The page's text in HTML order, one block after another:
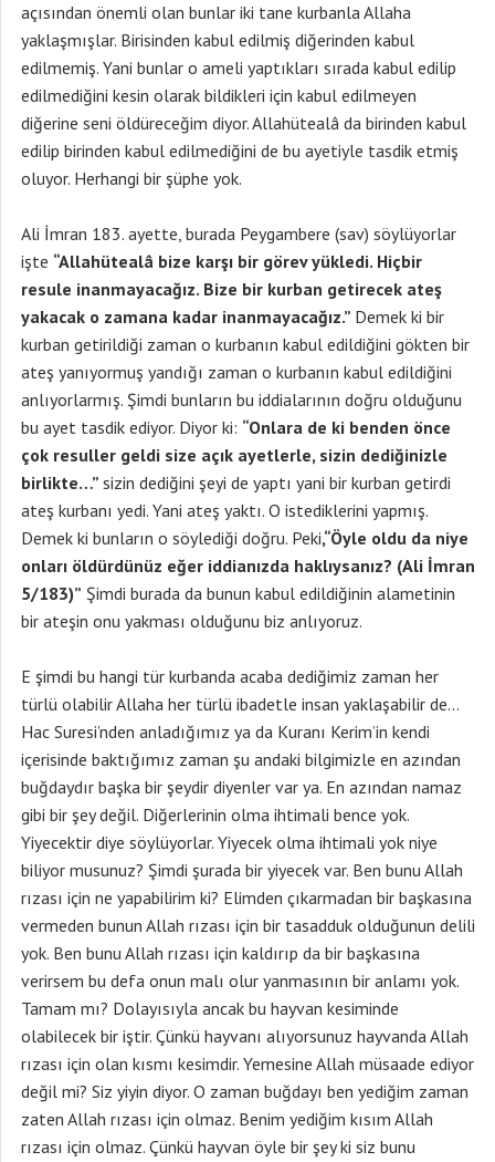
açısından önemli olan bunlar iki tane kurbanla Allaha
yaklaşmışlar. Birisinden kabul edilmiş diğerinden kabul
edilmemiş. Yani bunlar o ameli yaptıkları sırada kabul edilip
edilmediğini kesin olarak bildikleri için kabul edilmeyen
diğerine seni öldüreceğim diyor. Allahütealâ da birinden kabul
edilip birinden kabul edilmediğini de bu ayetiyle tasdik etmiş
oluyor. Herhangi bir şüphe yok.
Ali İmran 183. ayette, burada Peygambere (sav) söylüyorlar
işte “Allahütealâ bize karşı bir görev yükledi. Hiçbir
resule inanmayacağız. Bize bir kurban getirecek ateş
yakacak o zamana kadar inanmayacağız.” Demek ki bir
kurban getirildiği zaman o kurbanın kabul edildiğini gökten bir
ateş yanıyormuş yandığı zaman o kurbanın kabul edildiğini
anlıyorlarmış. Şimdi bunların bu iddialarının doğru olduğunu
bu ayet tasdik ediyor. Diyor ki: “Onlara de ki benden önce
çok resuller geldi size açık ayetlerle, sizin dediğinizle
birlikte…” sizin dediğini şeyi de yaptı yani bir kurban getirdi
ateş kurbanı yedi. Yani ateş yaktı. O istediklerini yapmış.
Demek ki bunların o söylediği doğru. Peki,“Öyle oldu da niye
onları öldürdünüz eğer iddianızda haklıysanız? (Ali İmran
5/183)” Şimdi burada da bunun kabul edildiğinin alametinin
bir ateşin onu yakması olduğunu biz anlıyoruz.
E şimdi bu hangi tür kurbanda acaba dediğimiz zaman her
türlü olabilir Allaha her türlü ibadetle insan yaklaşabilir de…
Hac Suresi’nden anladığımız ya da Kuranı Kerim’in kendi
içerisinde baktığımız zaman şu andaki bilgimizle en azından
buğdaydır başka bir şeydir diyenler var ya. En azından namaz
gibi bir şey değil. Diğerlerinin olma ihtimali bence yok.
Yiyecektir diye söylüyorlar. Yiyecek olma ihtimali yok niye
biliyor musunuz? Şimdi şurada bir yiyecek var. Ben bunu Allah
rızası için ne yapabilirim ki? Elimden çıkarmadan bir başkasına
vermeden bunun Allah rızası için bir tasadduk olduğunun delili
yok. Ben bunu Allah rızası için kaldırıp da bir başkasına
verirsem bu defa onun malı olur yanmasının bir anlamı yok.
Tamam mı? Dolayısıyla ancak bu hayvan kesiminde
olabilecek bir iştir. Çünkü hayvanı alıyorsunuz hayvanda Allah
rızası için olan kısmı kesimdir. Yemesine Allah müsaade ediyor
değil mi? Siz yiyin diyor. O zaman buğdayı ben yediğim zaman
zaten Allah rızası için olmaz. Benim yediğim kısım Allah
rızası için olmaz. Çünkü hayvan öyle bir şey ki siz bunu